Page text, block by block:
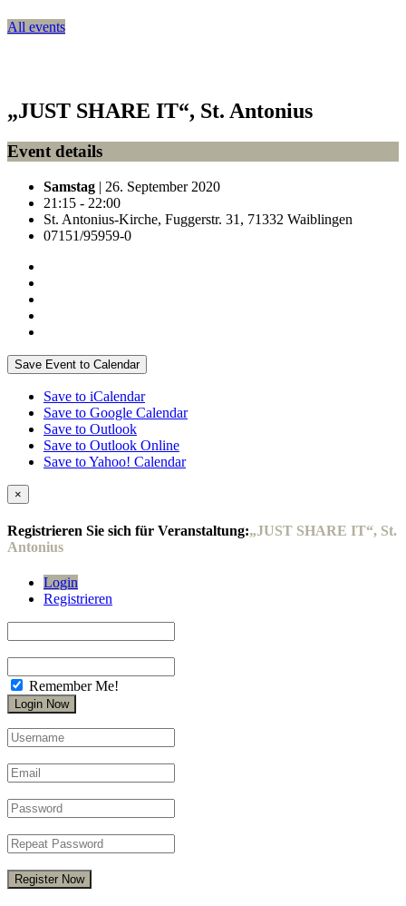
All events
„JUST SHARE IT“, St. Antonius
Event details
Samstag | 26. September 2020
21:15 - 22:00
St. Antonius-Kirche, Fuggerstr. 31, 71332 Waiblingen
07151/95959-0
Save Event to Calendar
Save to iCalendar
Save to Google Calendar
Save to Outlook
Save to Outlook Online
Save to Yahoo! Calendar
×
Registrieren Sie sich für Veranstaltung:„JUST SHARE IT“, St.
Antonius
Login
Registrieren
Remember Me!
Register Now